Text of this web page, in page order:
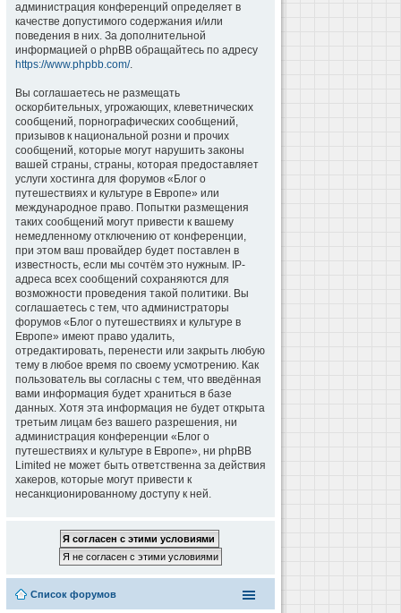
администрация конференций определяет в
качестве допустимого содержания и/или
поведения в них. За дополнительной
информацией о phpBB обращайтесь по адресу
https://www.phpbb.com/.
Вы соглашаетесь не размещать
оскорбительных, угрожающих, клеветнических
сообщений, порнографических сообщений,
призывов к национальной розни и прочих
сообщений, которые могут нарушить законы
вашей страны, страны, которая предоставляет
услуги хостинга для форумов «Блог о
путешествиях и культуре в Европе» или
международное право. Попытки размещения
таких сообщений могут привести к вашему
немедленному отключению от конференции,
при этом ваш провайдер будет поставлен в
известность, если мы сочтём это нужным. IP-
адреса всех сообщений сохраняются для
возможности проведения такой политики. Вы
соглашаетесь с тем, что администраторы
форумов «Блог о путешествиях и культуре в
Европе» имеют право удалить,
отредактировать, перенести или закрыть любую
тему в любое время по своему усмотрению. Как
пользователь вы согласны с тем, что введённая
вами информация будет храниться в базе
данных. Хотя эта информация не будет открыта
третьим лицам без вашего разрешения, ни
администрация конференции «Блог о
путешествиях и культуре в Европе», ни phpBB
Limited не может быть ответственна за действия
хакеров, которые могут привести к
несанкционированному доступу к ней.
Список форумов